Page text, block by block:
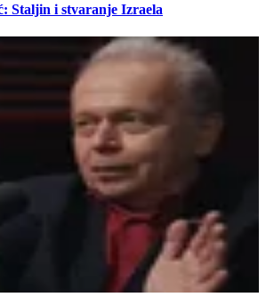
Staljin i stvaranje Izraela